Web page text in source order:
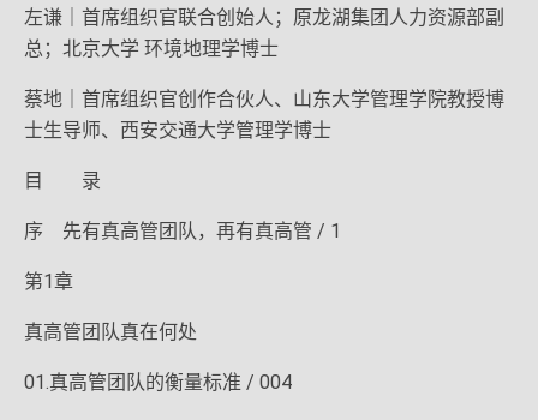
左谦｜首席组织官联合创始人；原龙湖集团人力资源部副
总；北京大学 环境地理学博士
蔡地｜首席组织官创作合伙人、山东大学管理学院教授博
士生导师、西安交通大学管理学博士
目 录
序 先有真高管团队，再有真高管 / 1
第1章
真高管团队真在何处
01.真高管团队的衡量标准 / 004